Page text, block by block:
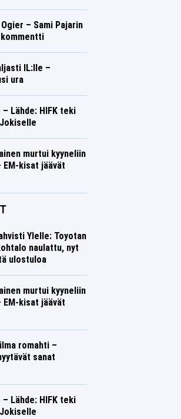
– Sami Pajarin
IL:lle –
ura
Lähde: HIFK teki
murtui kyyneliin
kisat jäävät
Ylelle: Toyotan
naulattu, nyt
ulostuloa
murtui kyyneliin
kisat jäävät
romahti –
sanat
Lähde: HIFK teki